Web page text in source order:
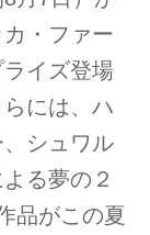
・ファー
イズ登場
には、ハ
シュワル
る夢の２
品がこの夏